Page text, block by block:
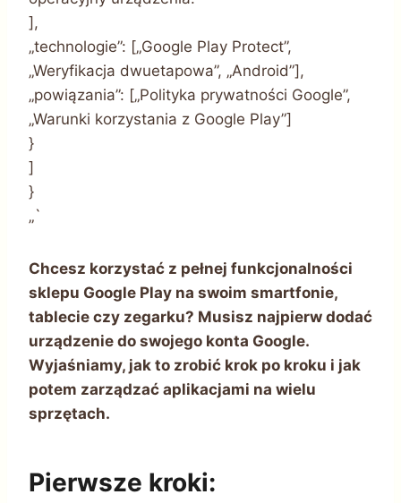
],
„technologie”: [„Google Play Protect”,
„Weryfikacja dwuetapowa”, „Android”],
„powiązania”: [„Polityka prywatności Google”,
„Warunki korzystania z Google Play”]
}
]
}
„`
Chcesz korzystać z pełnej funkcjonalności
sklepu Google Play na swoim smartfonie,
tablecie czy zegarku? Musisz najpierw dodać
urządzenie do swojego konta Google.
Wyjaśniamy, jak to zrobić krok po kroku i jak
potem zarządzać aplikacjami na wielu
sprzętach.
Pierwsze kroki: